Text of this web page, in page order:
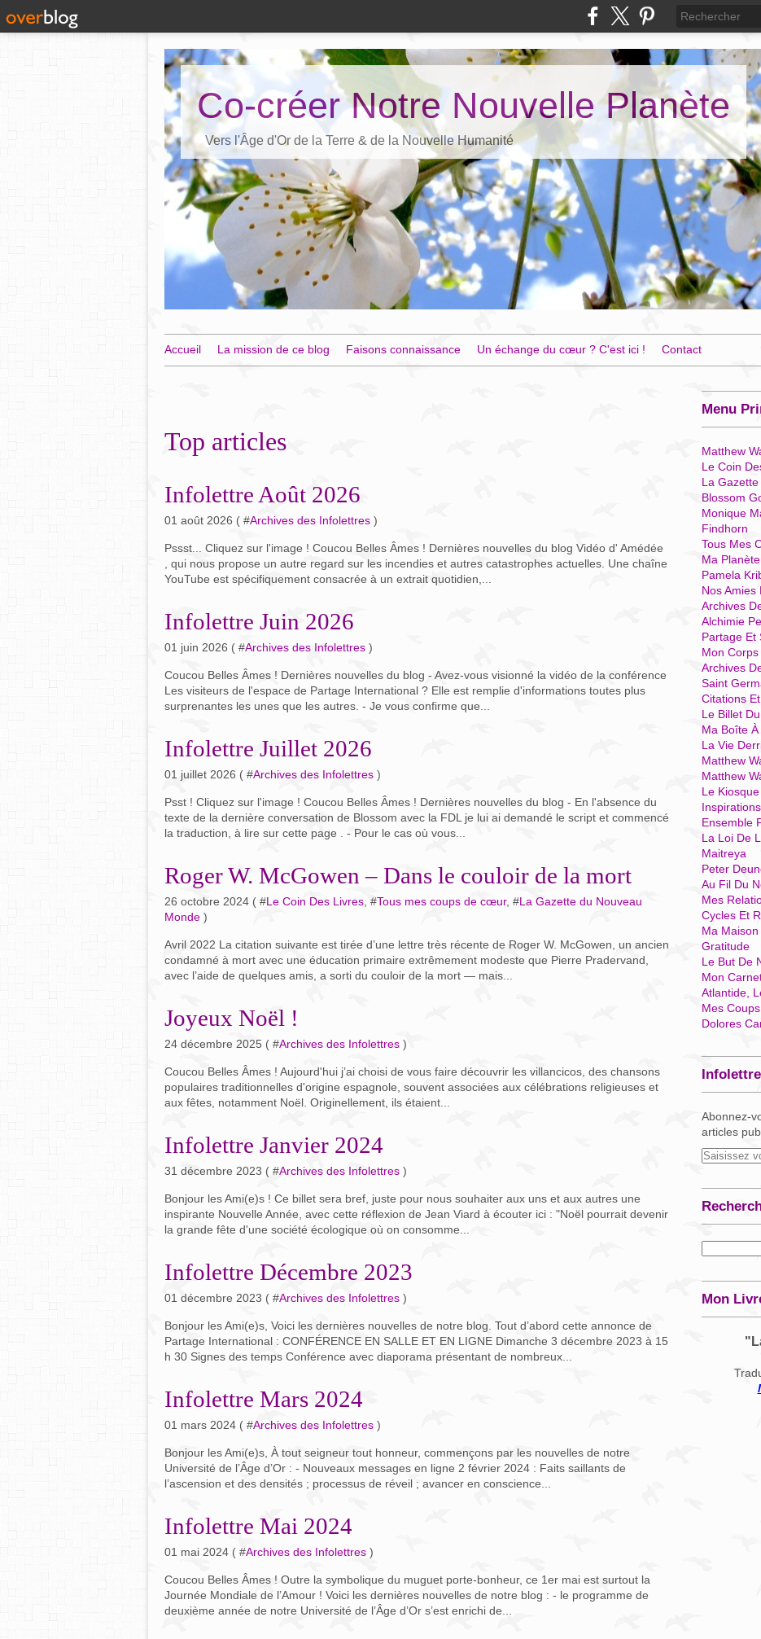
Co-créer Notre Nouvelle Planète
Vers l'Âge d'Or de la Terre & de la Nouvelle Humanité
Accueil La mission de ce blog Faisons connaissance Un échange du cœur ? C'est ici ! Contact
Top articles
Infolettre Août 2026
01 août 2026 ( #Archives des Infolettres )
Pssst... Cliquez sur l'image ! Coucou Belles Âmes ! Dernières nouvelles du blog Vidéo d' Amédée
, qui nous propose un autre regard sur les incendies et autres catastrophes actuelles. Une chaîne
YouTube est spécifiquement consacrée à un extrait quotidien,...
Infolettre Juin 2026
01 juin 2026 ( #Archives des Infolettres )
Coucou Belles Âmes ! Dernières nouvelles du blog - Avez-vous visionné la vidéo de la conférence
Les visiteurs de l'espace de Partage International ? Elle est remplie d'informations toutes plus
surprenantes les unes que les autres. - Je vous confirme que...
Infolettre Juillet 2026
01 juillet 2026 ( #Archives des Infolettres )
Psst ! Cliquez sur l'image ! Coucou Belles Âmes ! Dernières nouvelles du blog - En l'absence du
texte de la dernière conversation de Blossom avec la FDL je lui ai demandé le script et commencé
la traduction, à lire sur cette page . - Pour le cas où vous...
Roger W. McGowen – Dans le couloir de la mort
26 octobre 2024 ( #Le Coin Des Livres , #Tous mes coups de cœur, #La Gazette du Nouveau
Monde )
Avril 2022 La citation suivante est tirée d’une lettre très récente de Roger W. McGowen, un ancien
condamné à mort avec une éducation primaire extrêmement modeste que Pierre Pradervand,
avec l’aide de quelques amis, a sorti du couloir de la mort — mais...
Joyeux Noël !
24 décembre 2025 ( #Archives des Infolettres )
Coucou Belles Âmes ! Aujourd'hui j’ai choisi de vous faire découvrir les villancicos, des chansons
populaires traditionnelles d'origine espagnole, souvent associées aux célébrations religieuses et
aux fêtes, notamment Noël. Originellement, ils étaient...
Infolettre Janvier 2024
31 décembre 2023 ( #Archives des Infolettres )
Bonjour les Ami(e)s ! Ce billet sera bref, juste pour nous souhaiter aux uns et aux autres une
inspirante Nouvelle Année, avec cette réflexion de Jean Viard à écouter ici : "Noël pourrait devenir
la grande fête d'une société écologique où on consomme...
Infolettre Décembre 2023
01 décembre 2023 ( #Archives des Infolettres )
Bonjour les Ami(e)s, Voici les dernières nouvelles de notre blog. Tout d’abord cette annonce de
Partage International : CONFÉRENCE EN SALLE ET EN LIGNE Dimanche 3 décembre 2023 à 15
h 30 Signes des temps Conférence avec diaporama présentant de nombreux...
Infolettre Mars 2024
01 mars 2024 ( #Archives des Infolettres )
Bonjour les Ami(e)s, À tout seigneur tout honneur, commençons par les nouvelles de notre
Université de l’Âge d’Or : - Nouveaux messages en ligne 2 février 2024 : Faits saillants de
l’ascension et des densités ; processus de réveil ; avancer en conscience...
Infolettre Mai 2024
01 mai 2024 ( #Archives des Infolettres )
Coucou Belles Âmes ! Outre la symbolique du muguet porte-bonheur, ce 1er mai est surtout la
Journée Mondiale de l’Amour ! Voici les dernières nouvelles de notre blog : - le programme de
deuxième année de notre Université de l’Âge d’Or s’est enrichi de...
Menu
Matthew
Le Coin
La
Blossom
Monique
Findhorn
Tous Mes
Ma Planète
Pamela
Nos Amies
Archives
Alchimie
Partage Et
Mon
Archives
Saint
Citations
Le Billet
Ma Boîte
La Vie
Matthew
Matthew
Le
Ensemble
La Loi De
Maitreya
Peter
Au Fil Du
Mes
Cycles Et
Ma Maison
Gratitude
Le But De
Mon
Atlantide,
Mes
Dolores
Infolettre
Abonnez-
articles
Mon